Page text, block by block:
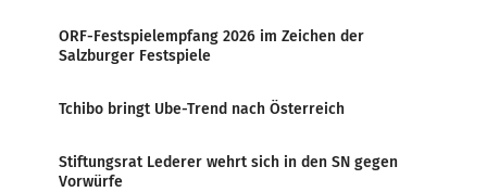
ORF-Festspielempfang 2026 im Zeichen der
Salzburger Festspiele
Tchibo bringt Ube-Trend nach Österreich
Stiftungsrat Lederer wehrt sich in den SN gegen
Vorwürfe